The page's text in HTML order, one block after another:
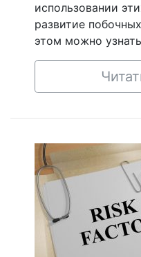
использовании
развитие
этом можно